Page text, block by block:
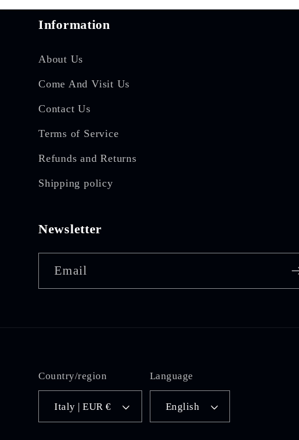
Information
About Us
Come And Visit Us
Contact Us
Terms of Service
Refunds and Returns
Shipping policy
Newsletter
Email
Country/region
Italy | EUR €
Language
English